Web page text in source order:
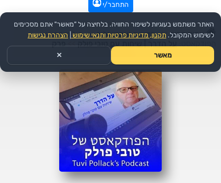
התחבר/י
עמוד הבית >> חדשות ואקטואליה >> פוליטיקה >>
על הדרך | שיחות עם טובי פולק >>פרק
האתר משתמש בעוגיות לשיפור החוויה. בלחיצה על "מאשר" אתם מסכימים
לשימוש המקובל. תקנון, מדיניות פרטיות ותנאי שימוש הצהרת נגישות
מאשר ✕